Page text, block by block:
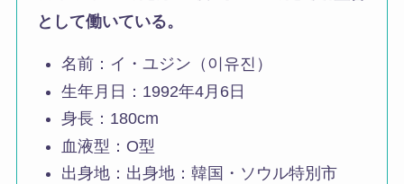
として働いている。
名前：イ・ユジン（이유진）
生年月日：1992年4月6日
身長：180cm
血液型：O型
出身地：出身地：韓国・ソウル特別市